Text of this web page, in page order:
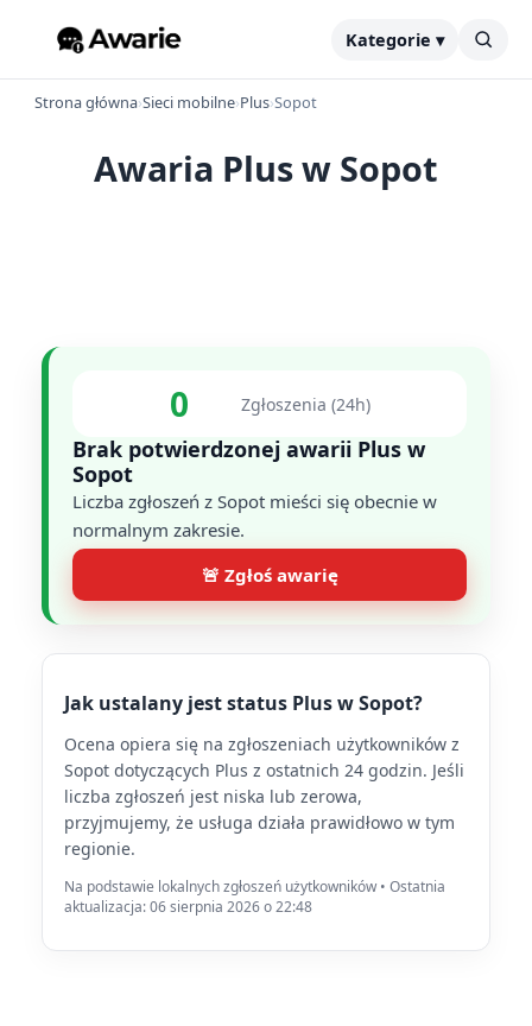
Kategorie ▾
Strona główna›Sieci mobilne›Plus›Sopot
Awaria Plus w Sopot
0 Zgłoszenia (24h)
Brak potwierdzonej awarii Plus w
Sopot
Liczba zgłoszeń z Sopot mieści się obecnie w
normalnym zakresie.
🚨 Zgłoś awarię
Jak ustalany jest status Plus w Sopot?
Ocena opiera się na zgłoszeniach użytkowników z
Sopot dotyczących Plus z ostatnich 24 godzin. Jeśli
liczba zgłoszeń jest niska lub zerowa,
przyjmujemy, że usługa działa prawidłowo w tym
regionie.
Na podstawie lokalnych zgłoszeń użytkowników • Ostatnia
aktualizacja: 06 sierpnia 2026 o 22:48